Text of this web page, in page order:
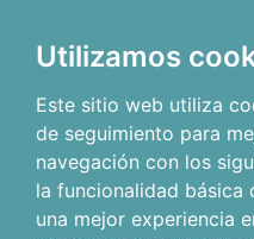
Utilizamos
Este sitio web utiliza
de seguimiento para
navegación con los
la funcionalidad básica
una mejor experiencia